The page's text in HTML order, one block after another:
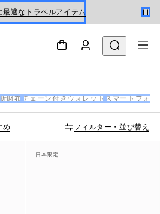
x 安藤七宝店
折財布 チェーン付きウォレット スマートフォ
め フィルター・並び替え
日本限定